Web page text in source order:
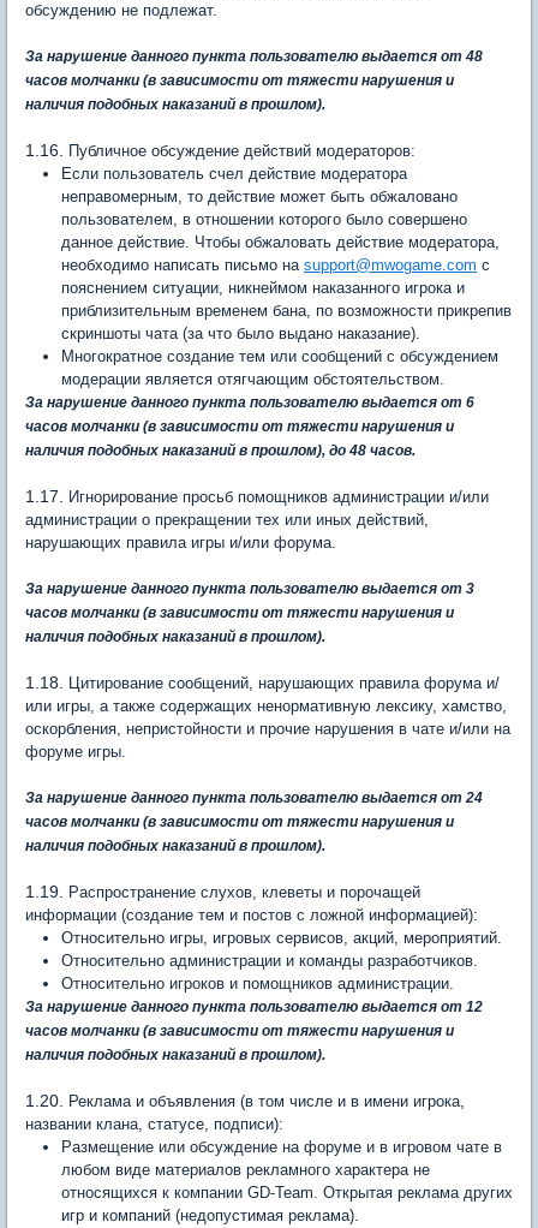
обсуждению не подлежат.
За нарушение данного пункта пользователю выдается от 48
часов молчанки (в зависимости от тяжести нарушения и
наличия подобных наказаний в прошлом).
1.16.
Публичное обсуждение действий модераторов:
Если пользователь счел действие модератора
неправомерным, то действие может быть обжаловано
пользователем, в отношении которого было совершено
данное действие. Чтобы обжаловать действие модератора,
необходимо написать письмо на support@mwogame.com с
пояснением ситуации, никнеймом наказанного игрока и
приблизительным временем бана, по возможности прикрепив
скриншоты чата (за что было выдано наказание).
Многократное создание тем или сообщений с обсуждением
модерации является отягчающим обстоятельством.
За нарушение данного пункта пользователю выдается от 6
часов молчанки (в зависимости от тяжести нарушения и
наличия подобных наказаний в прошлом), до 48 часов.
1.17.
Игнорирование просьб помощников администрации и/или
администрации о прекращении тех или иных действий,
нарушающих правила игры и/или форума.
За нарушение данного пункта пользователю выдается от 3
часов молчанки (в зависимости от тяжести нарушения и
наличия подобных наказаний в прошлом).
1.18.
Цитирование сообщений, нарушающих правила форума и/
или игры, а также содержащих ненормативную лексику, хамство,
оскорбления, непристойности и прочие нарушения в чате и/или на
форуме игры.
За нарушение данного пункта пользователю выдается от 24
часов молчанки (в зависимости от тяжести нарушения и
наличия подобных наказаний в прошлом).
1.19.
Распространение слухов, клеветы и порочащей
информации (создание тем и постов с ложной информацией):
Относительно игры, игровых сервисов, акций, мероприятий.
Относительно администрации и команды разработчиков.
Относительно игроков и помощников администрации.
За нарушение данного пункта пользователю выдается от 12
часов молчанки (в зависимости от тяжести нарушения и
наличия подобных наказаний в прошлом).
1.20.
Реклама и объявления (в том числе и в имени игрока,
названии клана, статусе, подписи):
Размещение или обсуждение на форуме и в игровом чате в
любом виде материалов рекламного характера не
относящихся к компании GD-Team. Открытая реклама других
игр и компаний (недопустимая реклама).